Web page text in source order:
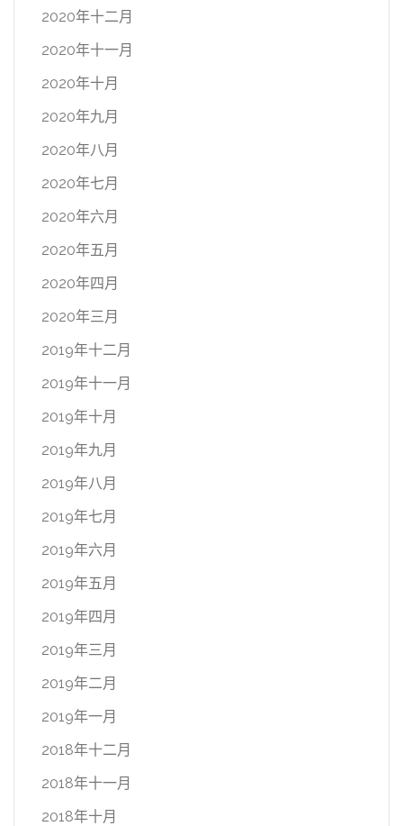
2020年十二月
2020年十一月
2020年十月
2020年九月
2020年八月
2020年七月
2020年六月
2020年五月
2020年四月
2020年三月
2019年十二月
2019年十一月
2019年十月
2019年九月
2019年八月
2019年七月
2019年六月
2019年五月
2019年四月
2019年三月
2019年二月
2019年一月
2018年十二月
2018年十一月
2018年十月